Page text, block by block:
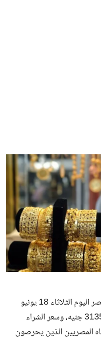
شهد سعر جرام الذهب عيار 21 في مصر اليوم الثلاثاء 18 يونيو
2024 انخفاضًا، حيث بلغ سعر البيع 3135 جنيه، وسعر الشراء
المصريين الذين يحرصون